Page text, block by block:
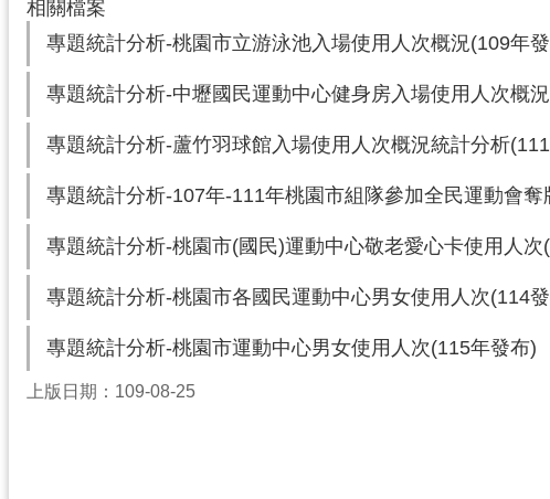
相關檔案
專題統計分析-桃園市立游泳池入場使用人次概況(109年
專題統計分析-中壢國民運動中心健身房入場使用人次概
專題統計分析-蘆竹羽球館入場使用人次概況統計分析
專題統計分析-107年-111年桃園市組隊參加全民運動會奪
專題統計分析-桃園市(國民)運動中心敬老愛心卡使用人次
專題統計分析-桃園市各國民運動中心男女使用人次(114
專題統計分析-桃園市運動中心男女使用人次(115年發布)
上版日期：109-08-25